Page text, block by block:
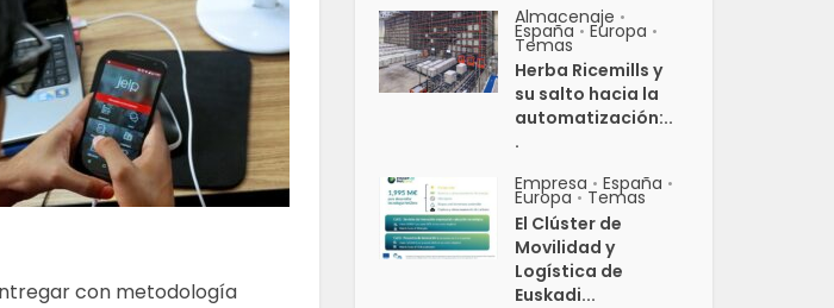
con metodología
Almacenaje •
España • Europa •
Temas
Herba Ricemills y
su salto hacia la
automatización:..
.
Empresa • España •
Europa • Temas
El Clúster de
Movilidad y
Logística de
Euskadi...